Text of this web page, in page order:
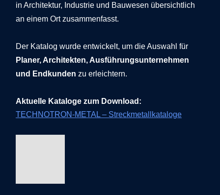
in Architektur, Industrie und Bauwesen übersichtlich
an einem Ort zusammenfasst.
Der Katalog wurde entwickelt, um die Auswahl für
Planer, Architekten, Ausführungsunternehmen
und Endkunden zu erleichtern.
Aktuelle Kataloge zum Download:
TECHNOTRON-METAL – Streckmetallkataloge